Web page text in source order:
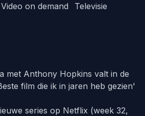
Video on demand
Televisie
met Anthony Hopkins valt in de
film die ik in jaren heb gezien'
series op Netflix (week 32,